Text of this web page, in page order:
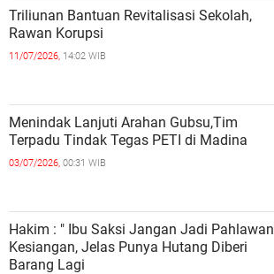
Triliunan Bantuan Revitalisasi Sekolah,
Rawan Korupsi
11/07/2026, 14:02 WIB
Menindak Lanjuti Arahan Gubsu,Tim
Terpadu Tindak Tegas PETI di Madina
03/07/2026, 00:31 WIB
Hakim : " Ibu Saksi Jangan Jadi Pahlawan
Kesiangan, Jelas Punya Hutang Diberi
Barang Lagi